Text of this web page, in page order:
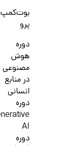
بوت‌کمپ
پرو
دوره
هوش
مصنوعی
در منابع
انسانی
دوره
AI
دوره